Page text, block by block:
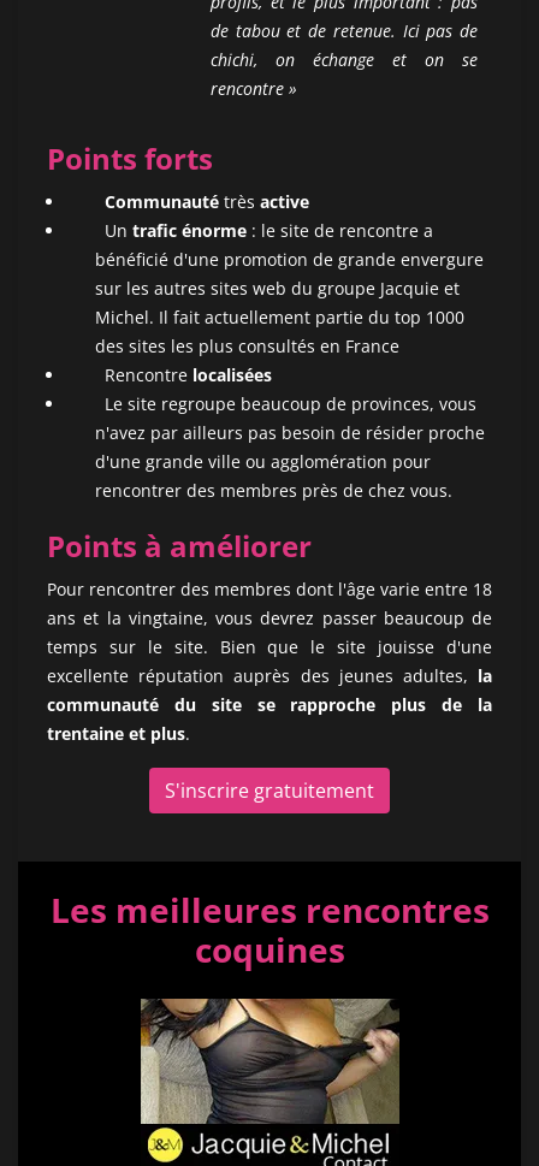
de tabou et de retenue. Ici pas de
chichi, on échange et on se
rencontre »
Points forts
Communauté très active
Un trafic énorme : le site de rencontre a
bénéficié d'une promotion de grande envergure
sur les autres sites web du groupe Jacquie et
Michel. Il fait actuellement partie du top 1000
des sites les plus consultés en France
Rencontre localisées
Le site regroupe beaucoup de provinces, vous
n'avez par ailleurs pas besoin de résider proche
d'une grande ville ou agglomération pour
rencontrer des membres près de chez vous.
Points à améliorer
Pour rencontrer des membres dont l'âge varie entre 18
ans et la vingtaine, vous devrez passer beaucoup de
temps sur le site. Bien que le site jouisse d'une
excellente réputation auprès des jeunes adultes, la
communauté du site se rapproche plus de la
trentaine et plus.
S'inscrire gratuitement
Les meilleures rencontres
coquines